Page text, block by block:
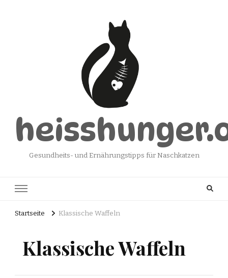
Gesundheits- und Ernährungstipps für Naschkatzen
Startseite Klassische Waffeln
Klassische Waffeln